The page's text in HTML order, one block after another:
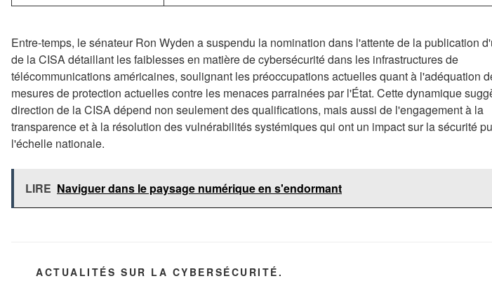
Entre-temps, le sénateur Ron Wyden a suspendu la nomination dans l'attente de la publication
de la CISA détaillant les faiblesses en matière de cybersécurité dans les infrastructures de
télécommunications américaines, soulignant les préoccupations actuelles quant à l'adéquation
mesures de protection actuelles contre les menaces parrainées par l'État. Cette dynamique
direction de la CISA dépend non seulement des qualifications, mais aussi de l'engagement à la
transparence et à la résolution des vulnérabilités systémiques qui ont un impact sur la sécurité
l'échelle nationale.
LIRE Naviguer dans le paysage numérique en s'endormant
CATÉGORIES
ACTUALITÉS SUR LA CYBERSÉCURITÉ.